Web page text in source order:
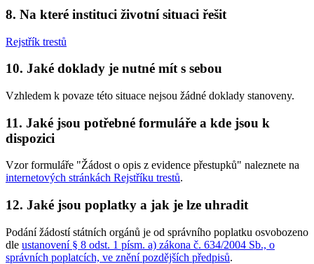
8. Na které instituci životní situaci řešit
Rejstřík trestů
10. Jaké doklady je nutné mít s sebou
Vzhledem k povaze této situace nejsou žádné doklady stanoveny.
11. Jaké jsou potřebné formuláře a kde jsou k
dispozici
Vzor formuláře "Žádost o opis z evidence přestupků" naleznete na
internetových stránkách Rejstříku trestů.
12. Jaké jsou poplatky a jak je lze uhradit
Podání žádostí státních orgánů je od správního poplatku osvobozeno
dle ustanovení § 8 odst. 1 písm. a) zákona č. 634/2004 Sb., o
správních poplatcích, ve znění pozdějších předpisů.